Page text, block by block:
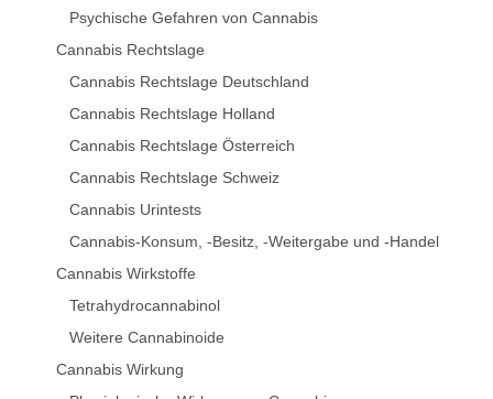
Psychische Gefahren von Cannabis
Cannabis Rechtslage
Cannabis Rechtslage Deutschland
Cannabis Rechtslage Holland
Cannabis Rechtslage Österreich
Cannabis Rechtslage Schweiz
Cannabis Urintests
Cannabis-Konsum, -Besitz, -Weitergabe und -Handel
Cannabis Wirkstoffe
Tetrahydrocannabinol
Weitere Cannabinoide
Cannabis Wirkung